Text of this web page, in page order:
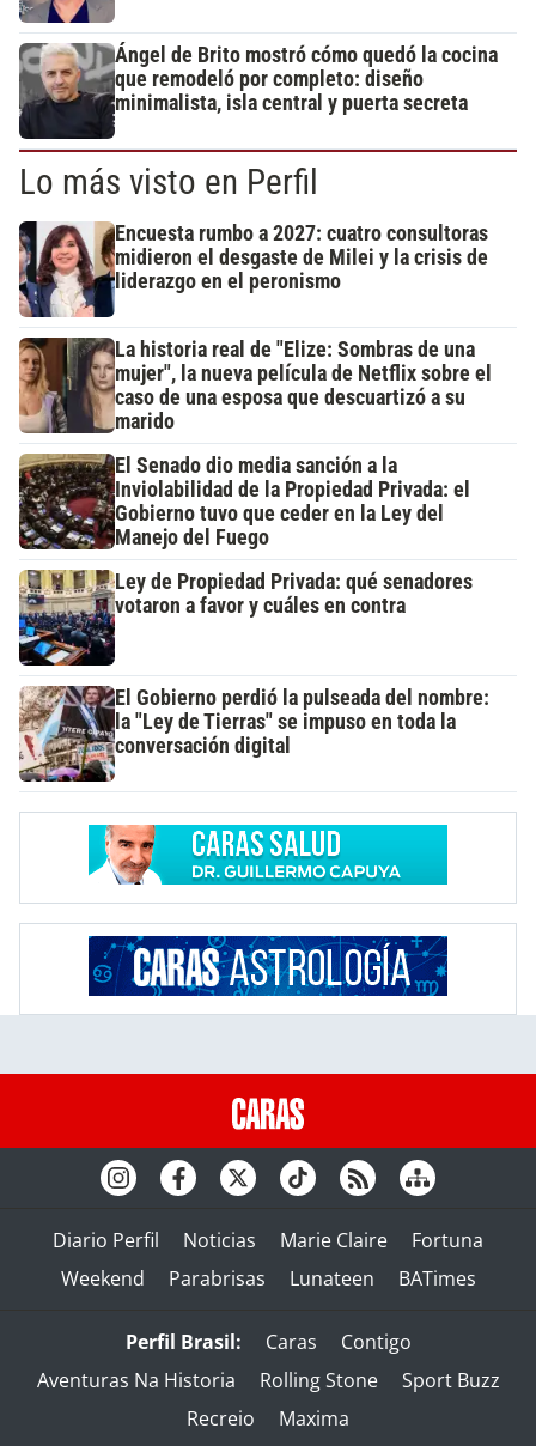
Ángel de Brito mostró cómo quedó la cocina
que remodeló por completo: diseño
minimalista, isla central y puerta secreta
Lo más visto en Perfil
Encuesta rumbo a 2027: cuatro consultoras
midieron el desgaste de Milei y la crisis de
liderazgo en el peronismo
La historia real de "Elize: Sombras de una
mujer", la nueva película de Netflix sobre el
caso de una esposa que descuartizó a su
marido
El Senado dio media sanción a la
Inviolabilidad de la Propiedad Privada: el
Gobierno tuvo que ceder en la Ley del
Manejo del Fuego
Ley de Propiedad Privada: qué senadores
votaron a favor y cuáles en contra
El Gobierno perdió la pulseada del nombre:
la "Ley de Tierras" se impuso en toda la
conversación digital
Diario Perfil Noticias Marie Claire
Fortuna
Weekend
Parabrisas Lunateen BATimes
Perfil Brasil: Caras
Contigo
Aventuras Na Historia
Rolling Stone
Sport Buzz
Recreio
Maxima